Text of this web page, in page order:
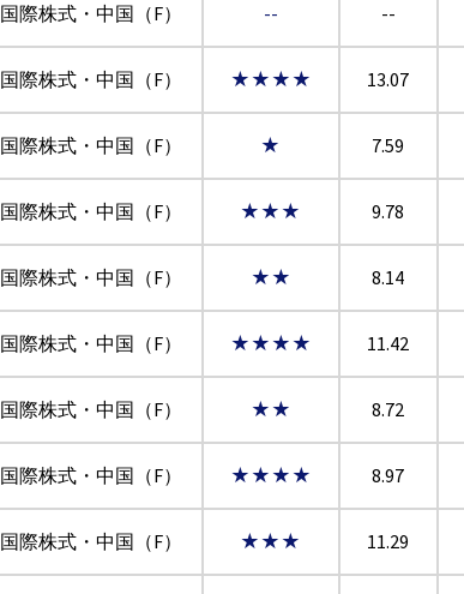
国際株式・中国（F） -- --
国際株式・中国（F） ★★★★ 13.07
国際株式・中国（F） ★ 7.59
国際株式・中国（F） ★★★ 9.78
国際株式・中国（F） ★★ 8.14
国際株式・中国（F） ★★★★ 11.42
国際株式・中国（F） ★★ 8.72
国際株式・中国（F） ★★★★ 8.97
国際株式・中国（F） ★★★ 11.29